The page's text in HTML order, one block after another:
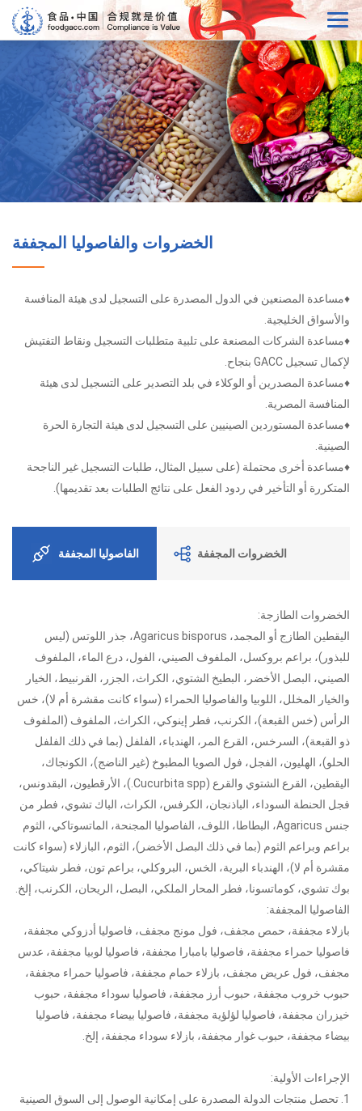
الخضروات والفاصوليا المجففة
♦مساعدة المصنعين في الدول المصدرة على التسجيل لدى هيئة المنافسة
والأسواق الخليجية.
♦مساعدة الشركات المصنعة على تلبية متطلبات التسجيل ونقاط التفتيش
لإكمال تسجيل GACC بنجاح.
♦مساعدة المصدرين أو الوكلاء في بلد التصدير على التسجيل لدى هيئة
المنافسة المصرية.
♦مساعدة المستوردين الصينيين على التسجيل لدى هيئة التجارة الحرة
الصينية.
♦مساعدة أخرى محتملة (على سبيل المثال، طلبات التسجيل غير الناجحة
المتكررة أو التأخير في ردود الفعل على نتائج الطلبات بعد تقديمها).
الفاصوليا المجففة الخضروات المجففة
الخضروات الطازجة:
اليقطين الطازج أو المجمد، Agaricus bisporus، جذر اللوتس (ليس
للبذور)، براعم بروكسل، الملفوف الصيني، الفول، درع الماء، الملفوف
الصيني، البصل الأخضر، البطيخ الشتوي، الكراث، الجزر، القرنبيط، الخيار
والخيار المخلل، اللوبيا والفاصوليا الحمراء (سواء كانت مقشرة أم لا)، خس
الرأس (خس القبعة)، الكرنب، فطر إينوكي، الكراث، الملفوف (الملفوف
ذو القبعة)، السرخس، القرع المر، الهندباء، الفلفل (بما في ذلك الفلفل
الحلو)، الهليون، الفجل، فول الصويا المطبوخ (غير الناضج)، الكونجاك،
اليقطين، القرع الشتوي والقرع (Cucurbita spp.)، الأرقطيون، البقدونس،
فجل الحنطة السوداء، الباذنجان، الكرفس، الكراث، الباك تشوي، فطر من
جنس Agaricus، البطاطا، اللوف، الفاصوليا المجنحة، الماتسوتاكي، الثوم
براعم وبراعم الثوم (بما في ذلك البصل الأخضر)، الثوم، البازلاء (سواء كانت
مقشرة أم لا)، الهندباء البرية، الخس، البروكلي، براعم تون، فطر شيتاكي،
بوك تشوي، كوماتسونا، فطر المحار الملكي، البصل، الريحان، الكرنب، إلخ.
الفاصوليا المجففة:
بازلاء مجففة، حمص مجفف، فول مونج مجفف، فاصوليا أدزوكي مجففة،
فاصوليا حمراء مجففة، فاصوليا بامبارا مجففة، فاصوليا لوبيا مجففة، عدس
مجفف، فول عريض مجفف، بازلاء حمام مجففة، فاصوليا حمراء مجففة،
حبوب خروب مجففة، حبوب أرز مجففة، فاصوليا سوداء مجففة، حبوب
خيزران مجففة، فاصوليا لؤلؤية مجففة، فاصوليا بيضاء مجففة، فاصوليا
بيضاء مجففة، حبوب غوار مجففة، بازلاء سوداء مجففة، إلخ.
الإجراءات الأولية:
1. تحصل منتجات الدولة المصدرة على إمكانية الوصول إلى السوق الصينية